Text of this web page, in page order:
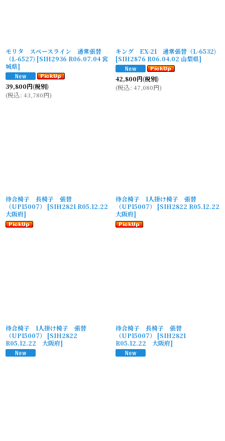
モリタ スペースライン 通常張替
（L-6527) [SIH2936 R06.07.04 宮
城県]
39,800円(税別)
(税込: 43,780円)
キング EX-21 通常張替（L-6532)
[SIH2876 R06.04.02 山梨県]
42,800円(税別)
(税込: 47,080円)
待合椅子 長椅子 張替
（UP15007）
[SIH2821 R05.12.22
大阪府]
待合椅子 1人掛け椅子 張替
（UP15007）
[SIH2822 R05.12.22
大阪府]
待合椅子 1人掛け椅子 張替
（UP15007）
[SIH2822
R05.12.22 大阪府]
待合椅子 長椅子 張替
（UP15007）
[SIH2821
R05.12.22 大阪府]